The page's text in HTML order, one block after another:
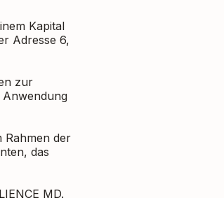
Kapital
Adresse 6,
zur
Rahmen der
das
MD.